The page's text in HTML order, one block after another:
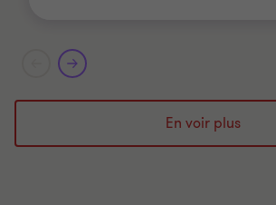
En voir plus